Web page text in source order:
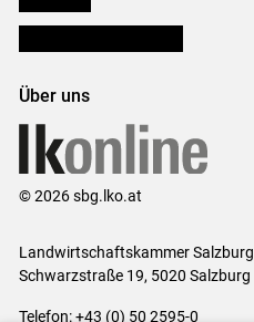
Über uns
© 2026 sbg.lko.at
Landwirtschaftskammer Salzburg
Schwarzstraße 19, 5020 Salzburg
Telefon: +43 (0) 50 2595-0